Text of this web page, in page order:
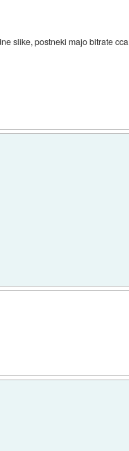
slike, postneki majo bitrate